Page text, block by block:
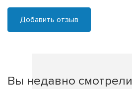
Добавить отзыв
Вы недавно смотрели